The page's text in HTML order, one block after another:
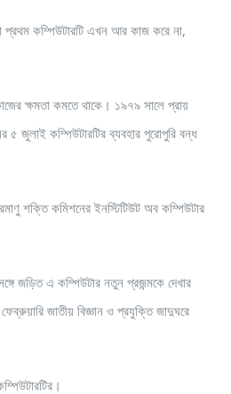
প্রথম কম্পিউটারটি এখন আর কাজ করে না,
ক্ষমতা কমতে থাকে। ১৯৭৯ সালে প্রায়
জুলাই কম্পিউটারটির ব্যবহার পুরোপুরি বন্ধ
শক্তি কমিশনের ইনস্টিটিউট অব কম্পিউটার
জড়িত এ কম্পিউটার নতুন প্রজন্মকে দেখার
জাতীয় বিজ্ঞান ও প্রযুক্তি জাদুঘরে